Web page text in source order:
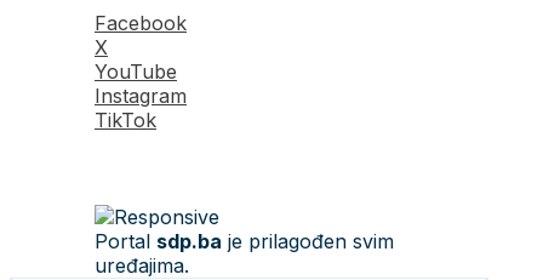
Facebook
X
YouTube
Instagram
TikTok
Portal sdp.ba je prilagođen svim
uređajima.